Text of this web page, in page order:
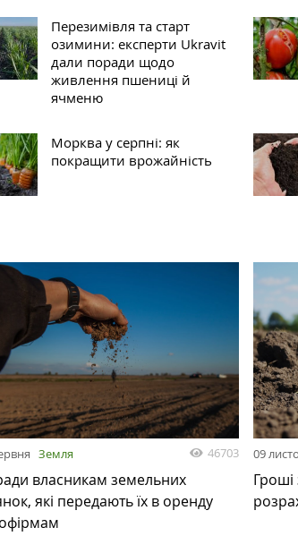
Перезимівля та старт
озимини: експерти Ukravit
дали поради щодо
живлення пшениці й
ячменю
Морква у серпні: як
покращити врожайність
Земля 46703
власникам земельних
які передають їх в оренду
09
Гроші